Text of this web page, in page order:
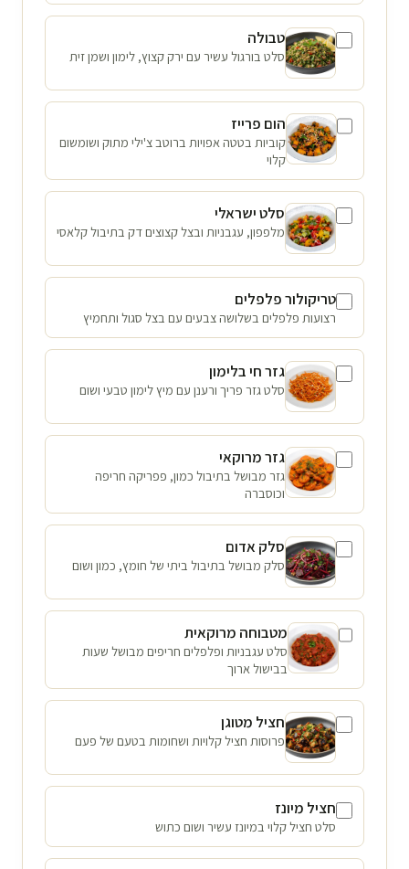
טבולה
סלט בורגול עשיר עם ירק קצוץ, לימון ושמן זית
הום פרייז
קוביות בטטה אפויות ברוטב צ'ילי מתוק ושומשום
קלוי
סלט ישראלי
מלפפון, עגבניות ובצל קצוצים דק בתיבול קלאסי
טריקולור פלפלים
רצועות פלפלים בשלושה צבעים עם בצל סגול ותחמיץ
גזר חי בלימון
סלט גזר פריך ורענן עם מיץ לימון טבעי ושום
גזר מרוקאי
גזר מבושל בתיבול כמון, פפריקה חריפה
וכוסברה
סלק אדום
סלק מבושל בתיבול ביתי של חומץ, כמון ושום
מטבוחה מרוקאית
סלט עגבניות ופלפלים חריפים מבושל שעות
בבישול ארוך
חציל מטוגן
פרוסות חציל קלויות ושחומות בטעם של פעם
חציל מיונז
סלט חציל קלוי במיונז עשיר ושום כתוש